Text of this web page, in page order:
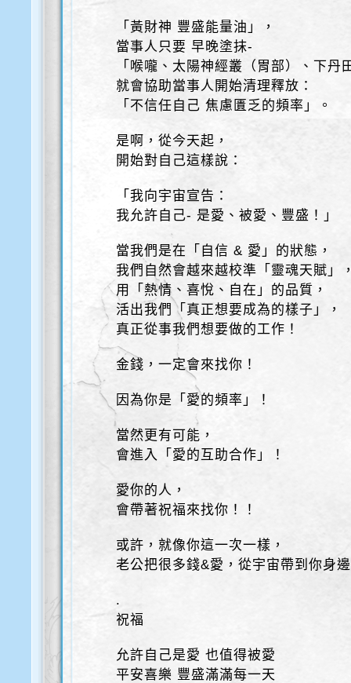
「黃財神 豐盛能量油」，
當事人只要 早晚塗抹-
「喉嚨、太陽神經叢（胃部）、下丹
就會協助當事人開始清理釋放：
「不信任自己 焦慮匱乏的頻率」。
是啊，從今天起，
開始對自己這樣說：
「我向宇宙宣告：
我允許自己- 是愛、被愛、豐盛！」
當我們是在「自信 & 愛」的狀態，
我們自然會越來越校準「靈魂天賦」
用「熱情、喜悅、自在」的品質，
活出我們「真正想要成為的樣子」，
真正從事我們想要做的工作！
金錢，一定會來找你！
因為你是「愛的頻率」！
當然更有可能，
會進入「愛的互助合作」！
愛你的人，
會帶著祝福來找你！！
或許，就像你這一次一樣，
老公把很多錢&愛，從宇宙帶到你身
.
祝福
允許自己是愛 也值得被愛
平安喜樂 豐盛滿滿每一天